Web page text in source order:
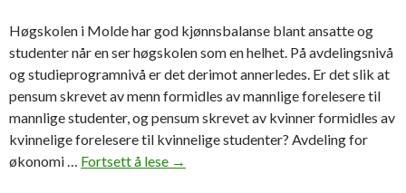
Høgskolen i Molde har god kjønnsbalanse blant ansatte og
studenter når en ser høgskolen som en helhet. På avdelingsnivå
og studieprogramnivå er det derimot annerledes. Er det slik at
pensum skrevet av menn formidles av mannlige forelesere til
mannlige studenter, og pensum skrevet av kvinner formidles av
kvinnelige forelesere til kvinnelige studenter? Avdeling for
økonomi … Fortsett å lese P
→